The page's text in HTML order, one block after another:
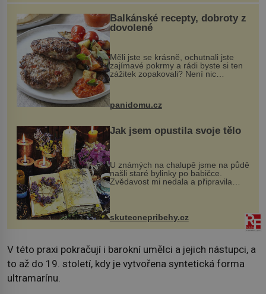
Balkánské recepty, dobroty z
dovolené
Měli jste se krásně, ochutnali jste
zajímavé pokrmy a rádi byste si ten
zážitek zopakovali? Není nic
snazšího. Pljeskavica (10 porcí)
Možná jste ji ochutnali na dovolené v
panidomu.cz
Jak jsem opustila svoje tělo
U známých na chalupě jsme na půdě
našli staré bylinky po babičce.
Zvědavost mi nedala a připravila
jsem si z nich lektvar… Zimní pobyt
na chalupě se pro mě vlastní vinou
změnil v děsivý zážitek, na kt...
skutecnepribehy.cz
V této praxi pokračují i barokní umělci a jejich nástupci, a
to až do 19. století, kdy je vytvořena syntetická forma
ultramarínu.